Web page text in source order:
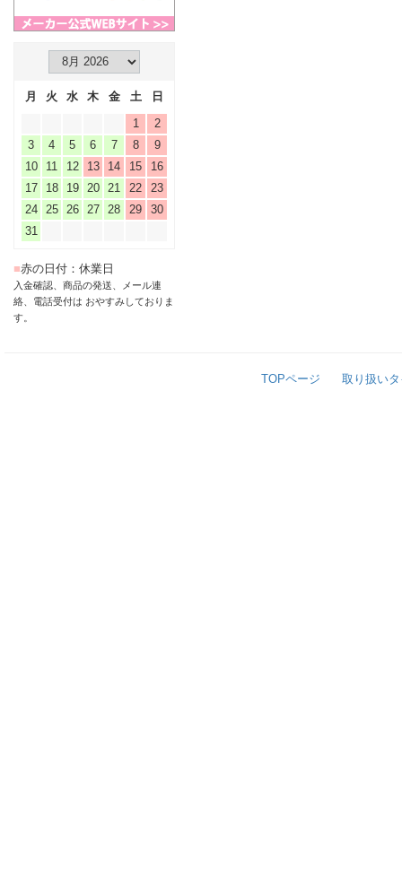
月 火 水 木 金 土
日
1
2
3
4 5 6 7 8
9
10
11 12 13 14 15
16
17
18 19 20 21 22
23
24
25 26 27 28 29
30
31
■赤の日付：休業日
入金確認、商品の発送、メール連
絡、電話受付は おやすみしておりま
す。
TOPページ 取り扱い